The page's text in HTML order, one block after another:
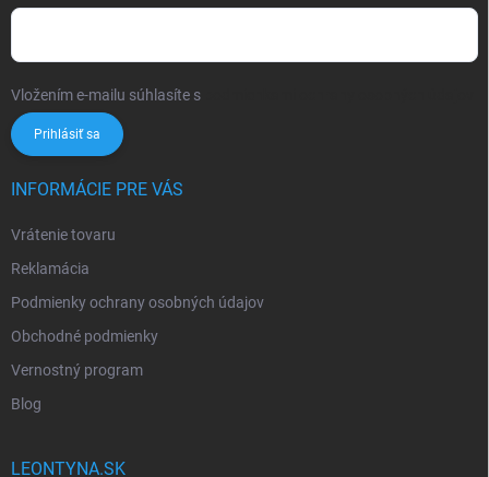
Vložením e-mailu súhlasíte s
Prihlásiť sa
INFORMÁCIE PRE VÁS
Vrátenie tovaru
Reklamácia
Podmienky ochrany osobných údajov
Obchodné podmienky
Vernostný program
Blog
LEONTYNA.SK